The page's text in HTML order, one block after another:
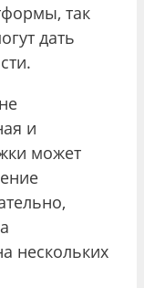
так
дать
и
может
нескольких